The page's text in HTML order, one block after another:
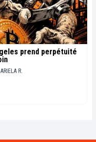
prend perpétuité
ARIELA R.